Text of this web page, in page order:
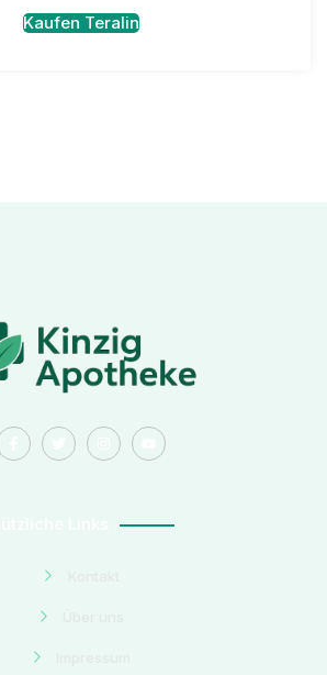
Kaufen Teralin